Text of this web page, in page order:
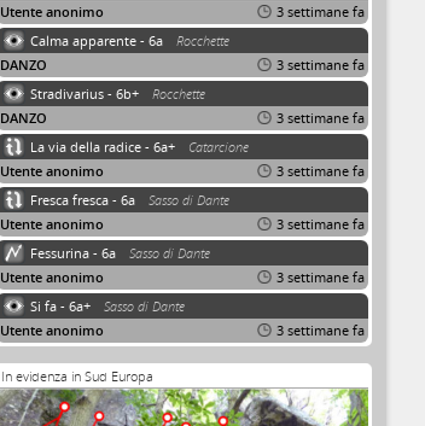
Utente anonimo
3 settimane fa
Calma apparente - 6a
Rocchette
DANZO
3 settimane fa
Stradivarius - 6b+
Rocchette
DANZO
3 settimane fa
La via della radice - 6a+
Catarcione
Utente anonimo
3 settimane fa
Fresca fresca - 6a
Sasso di Dante
Utente anonimo
3 settimane fa
Fessurina - 6a
Sasso di Dante
Utente anonimo
3 settimane fa
Si fa - 6a+
Sasso di Dante
Utente anonimo
3 settimane fa
In evidenza in Sud Europa